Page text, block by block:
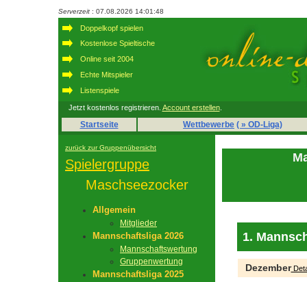
Serverzeit : 07.08.2026 14:01:48
Doppelkopf spielen
Kostenlose Spieltische
Online seit 2004
Echte Mitspieler
Listenspiele
Jetzt kostenlos registrieren. Account erstellen.
Startseite Wettbewerbe ( » OD-Liga)
zurück zur Gruppenübersicht
Spielergruppe
Maschseezocker
Allgemein
Mitglieder
Mannschaftsliga 2026
Mannschaftswertung
Gruppenwertung
Mannschaftsliga 2025
1.
Dezember